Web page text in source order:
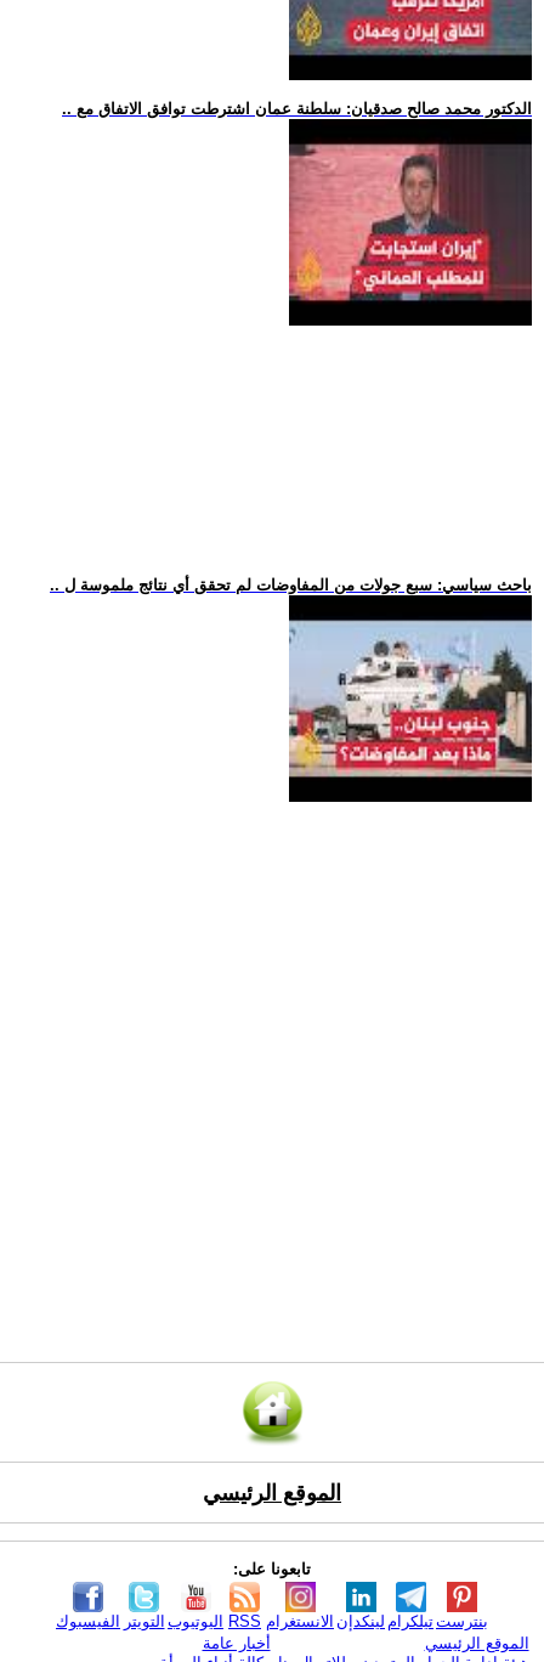
.. الدكتور محمد صالح صدقيان: سلطنة عمان اشترطت توافق الاتفاق مع
.. باحث سياسي: سبع جولات من المفاوضات لم تحقق أي نتائج ملموسة ل
الموقع الرئيسي
تابعونا على:
الفيسبوك التويتر اليوتيوب RSS الانستغرام لينكدإن تيلكرامبنترست
الموقع الرئيسي
أخبار عامة